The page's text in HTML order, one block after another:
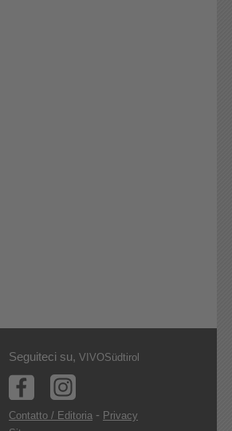
Seguiteci su, VIVOSüdtirol
Contatto / Editoria - Privacy